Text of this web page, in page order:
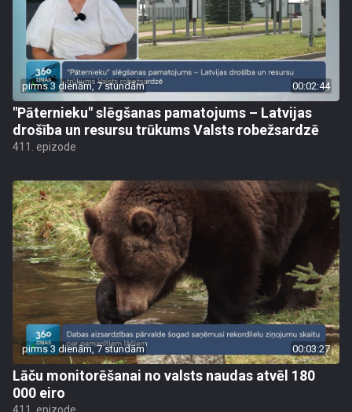
pirms 3 dienām, 7 stundām 00:02:44
"Pāternieku" slēgšanas pamatojums – Latvijas
drošība un resursu trūkums Valsts robežsardzē
411. epizode
pirms 3 dienām, 7 stundām 00:03:27
Lāču monitorēšanai no valsts naudas atvēl 180
000 eiro